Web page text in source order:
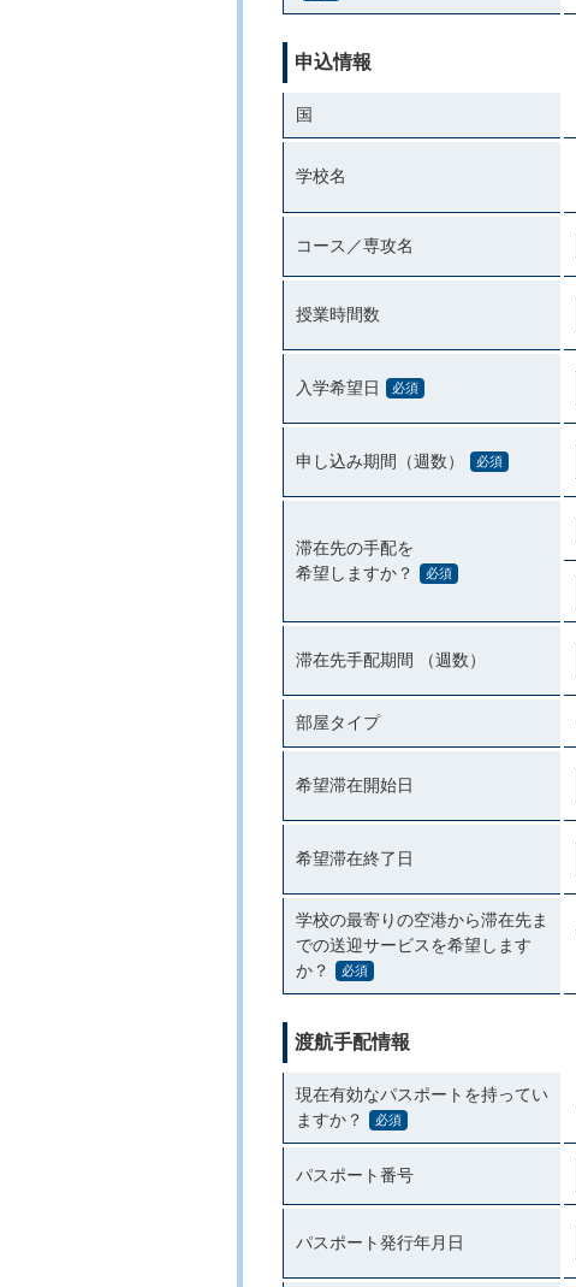
申込情報
国
学校名
コース／専攻名
授業時間数
入学希望日 必須
申し込み期間（週数） 必須
滞在先の手配を
希望しますか？
必須
滞在先手配期間 （週数）
部屋タイプ
希望滞在開始日
希望滞在終了日
学校の最寄りの空港から滞在先ま
での送迎サービスを希望します
か？
必須
渡航手配情報
現在有効なパスポートを持ってい
ますか？
必須
パスポート番号
パスポート発行年月日